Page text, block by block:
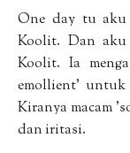
One day tu aku
Koolit. Dan
Koolit. Ia
emollient' untuk
Kiranya macam
dan iritasi.